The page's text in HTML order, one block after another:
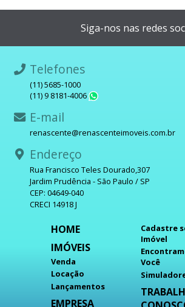
Siga-nos nas redes
Telefones
(11) 5685-1000
(11) 9 8181-4006
E-mail
renascente@renascenteimoveis.com.br
Endereço
Rua Francisco Teles Dourado,307
Jardim Prudência - São Paulo / SP
CEP: 04649-040
CRECI 14918 J
HOME
IMÓVEIS
Venda
Locação
Lançamentos
EMPRESA
Cadastre
Imóvel
Você